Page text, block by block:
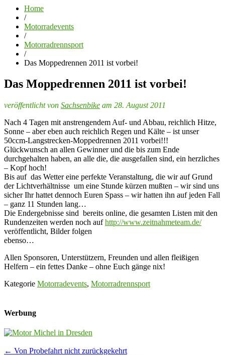
Home
/
Motorradevents
/
Motorradrennsport
/
Das Moppedrennen 2011 ist vorbei!
Das Moppedrennen 2011 ist vorbei!
veröffentlicht von Sachsenbike am 28. August 2011
Nach 4 Tagen mit anstrengendem Auf- und Abbau, reichlich Hitze,
Sonne – aber eben auch reichlich Regen und Kälte – ist unser
50ccm-Langstrecken-Moppedrennen 2011 vorbei!!!
Glückwunsch an allen Gewinner und die bis zum Ende
durchgehalten haben, an alle die, die ausgefallen sind, ein herzliches
– Kopf hoch!
Bis auf das Wetter eine perfekte Veranstaltung, die wir auf Grund
der Lichtverhältnisse um eine Stunde kürzen mußten – wir sind uns
sicher Ihr hattet dennoch Euren Spass – wir hatten ihn auf jeden Fall
– ganz 11 Stunden lang…
Die Endergebnisse sind bereits online, die gesamten Listen mit den
Rundenzeiten werden noch aufhttp://www.zeitnahmeteam.de/
veröffentlicht, Bilder folgen
ebenso…
Allen Sponsoren, Unterstützern, Freunden und allen fleißigen
Helfern – ein fettes Danke – ohne Euch gänge nix!
Kategorie Motorradevents, Motorradrennsport
Werbung
← Von Probefahrt nicht zurückgekehrt